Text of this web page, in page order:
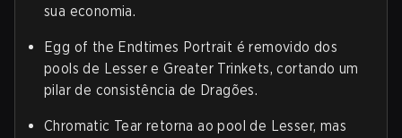
sua economia.
Egg of the Endtimes Portrait é removido dos
pools de Lesser e Greater Trinkets, cortando um
pilar de consistência de Dragões.
Chromatic Tear retorna ao pool de Lesser, mas